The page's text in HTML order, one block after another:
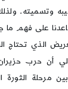
وتسميته.
على فهم ما
الذي تحتاج
مرحلة الثورة